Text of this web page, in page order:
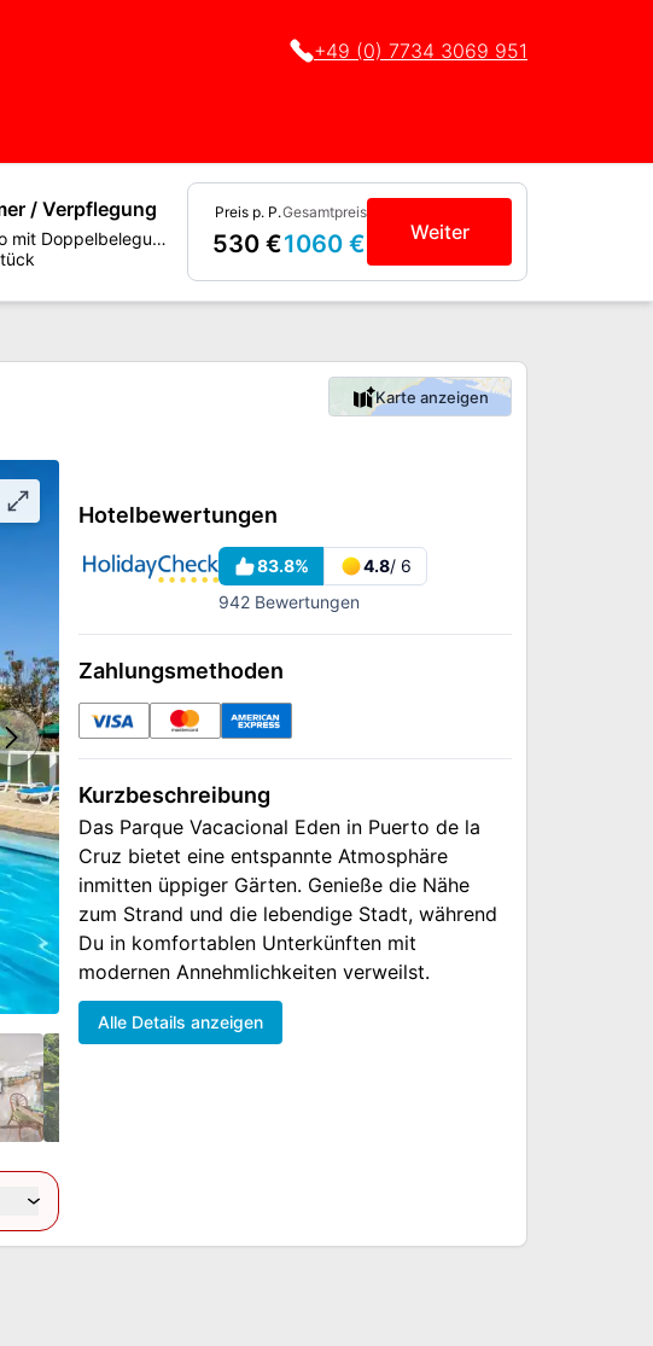
+49 (0) 7734 3069 951
/ Verpflegung
Studio mit Doppelbelegung, Balkon
Preis p. P.
530 €
Gesamtpreis
1060 € Weiter
Karte anzeigen
Hotelbewertungen
83.8% 4.8/ 6
942 Bewertungen
Zahlungsmethoden
Kurzbeschreibung
Das Parque Vacacional Eden in Puerto de la
Cruz bietet eine entspannte Atmosphäre
inmitten üppiger Gärten. Genieße die Nähe
zum Strand und die lebendige Stadt, während
Du in komfortablen Unterkünften mit
modernen Annehmlichkeiten verweilst.
Alle Details anzeigen